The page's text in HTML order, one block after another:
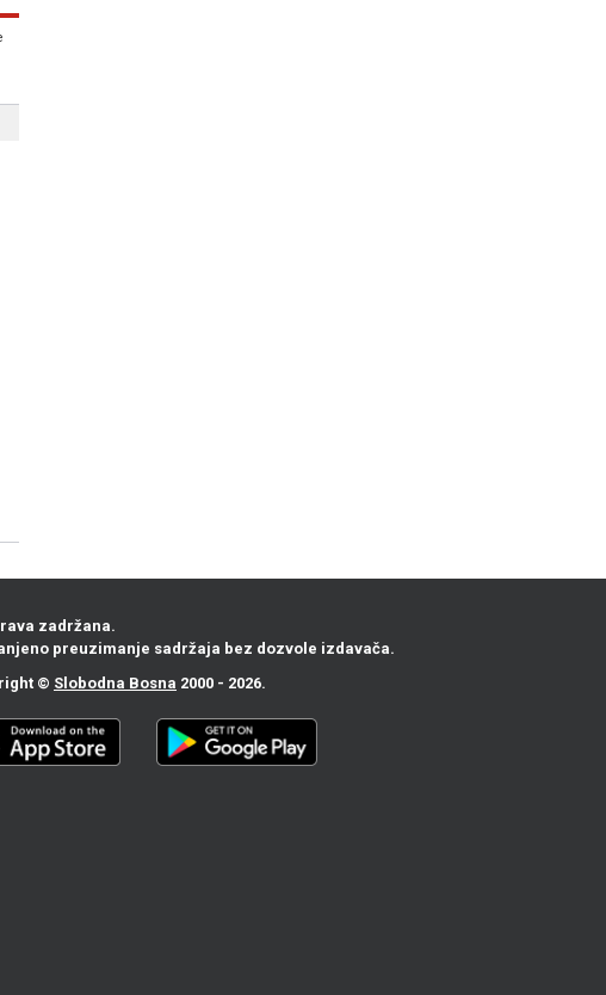
zadržana.
preuzimanje sadržaja bez dozvole izdavača.
© Slobodna Bosna 2000 - 2026.